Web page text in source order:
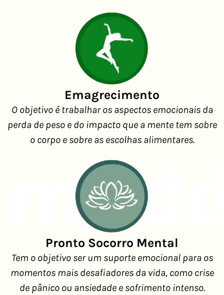
Emagrecimento
O objetivo é trabalhar os aspectos emocionais da
perda de peso e do impacto que a mente tem sobre
o corpo e sobre as escolhas alimentares.
Pronto Socorro Mental
Tem o objetivo ser um suporte emocional para os
momentos mais desafiadores da vida, como crise
de pânico ou ansiedade e sofrimento intenso.